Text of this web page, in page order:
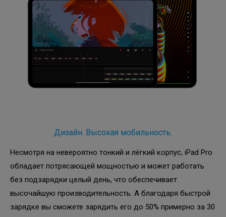
Дизайн. Высокая мобильность.
Несмотря на невероятно тонкий и лёгкий корпус, iPad Pro
обладает потрясающей мощностью и может работать
без подзарядки целый день, что обеспечивает
высочайшую производительность. А благодаря быстрой
зарядке вы сможете зарядить его до 50% примерно за 30